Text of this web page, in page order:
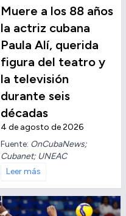
Muere a los 88 años
la actriz cubana
Paula Alí, querida
figura del teatro y
la televisión
durante seis
décadas
4 de agosto de 2026
Fuente: OnCubaNews;
Cubanet; UNEAC
Leer más